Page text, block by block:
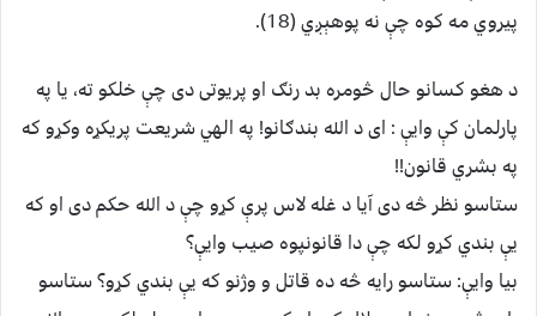
پیروي مه كوه چې نه پوهېږي (18).
د هغو کسانو حال څومره بد رنګ او پريوتی دی چې خلکو ته، يا په
پارلمان کې وايې : ای د الله بندګانو! په الهي شريعت پريکړه وکړو که
په بشري قانون!!
ستاسو نظر څه دی آيا د غله لاس پرې کړو چې د الله حکم دی او که
يې بندي کړو لکه چې دا قانونپوه صيب وايې؟
بيا وايې: ستاسو رايه څه ده قاتل و وژنو که يې بندي کړو؟ ستاسو